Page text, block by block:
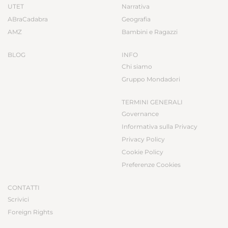
UTET
ABraCadabra
AMZ
BLOG
Narrativa
Geografia
Bambini e Ragazzi
INFO
Chi siamo
Gruppo Mondadori
TERMINI GENERALI
Governance
Informativa sulla Privacy
Privacy Policy
Cookie Policy
Preferenze Cookies
CONTATTI
Scrivici
Foreign Rights